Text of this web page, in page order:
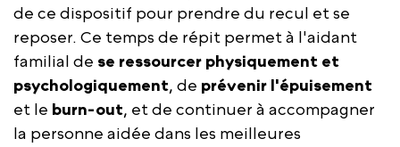
de ce dispositif pour prendre du recul et se
reposer. Ce temps de répit permet à l'aidant
familial de se ressourcer physiquement et
psychologiquement, de prévenir l'épuisement
et le burn-out, et de continuer à accompagner
la personne aidée dans les meilleures